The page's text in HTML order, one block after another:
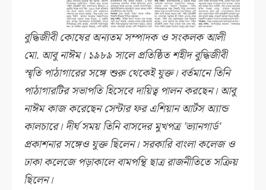
বুদ্ধিজীবী কোষের অন্যতম সম্পাদক ও সংকলক আলী
মো. আবু নাঈম। ১৯৮৯ সালে প্রতিষ্ঠিত শহীদ বুদ্ধিজীবী
স্মৃতি পাঠাগারের সঙ্গে শুরু থেকেই যুক্ত। বর্তমানে তিনি
পাঠাগারটির সভাপতি হিসেবে দায়িত্ব পালন করছেন। আবু
নাঈম কাজ করেছেন সেন্টার ফর এশিয়ান আর্টস অ্যান্ড
কালচারে। দীর্ঘ সময় তিনি বাসদের মুখপত্র 'ভ্যানগার্ড'
প্রকাশনার সঙ্গেও যুক্ত ছিলেন। সরকারি বাংলা কলেজ ও
ঢাকা কলেজে পড়াকালে বামপন্থি ছাত্র রাজনীতিতে সক্রিয়
ছিলেন।